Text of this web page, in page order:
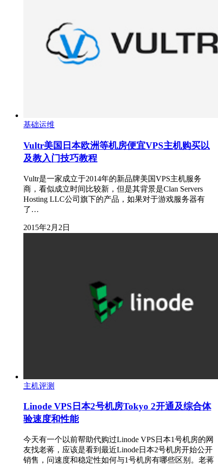
基础运维
Vultr美国日本欧洲等机房便宜VPS主机购买以
及教入门技巧教程
Vultr是一家成立于2014年的新品牌美国VPS主机服务
商，看似成立时间比较新，但是其背景是Clan Servers
Hosting LLC公司旗下的产品，如果对于游戏服务器有
了…
2015年2月2日
主机评测
Linode VPS日本2号机房Tokyo 2开通及综合体
验速度和性能
今天有一个以前帮助代购过Linode VPS日本1号机房的网
友找老蒋，应该是看到最近Linode日本2号机房开始公开
销售，问速度和稳定性如何与1号机房有哪些区别。老蒋